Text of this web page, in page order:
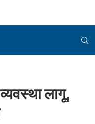
व्यवस्था लागू,